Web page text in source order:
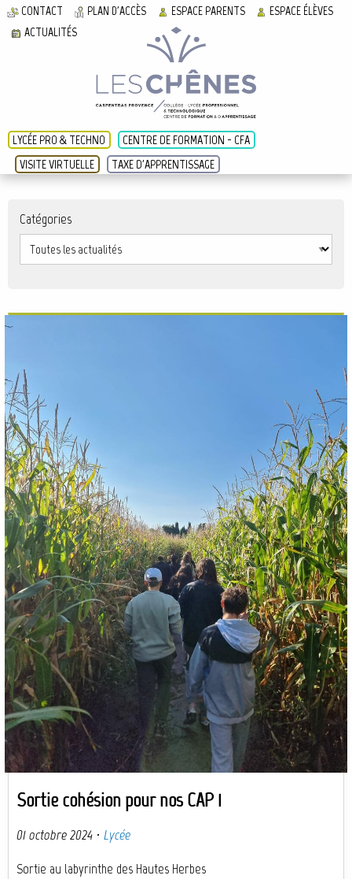
LYCÉE PRO & TECHNO
CENTRE DE FORMATION - CFA
VISITE VIRTUELLE
TAXE D'APPRENTISSAGE
CONTACT PLAN D'ACCÈS ESPACE PARENTS
ESPACE ÉLÈVES
ACTUALITÉS
Catégories
Sortie cohésion pour nos CAP 1
01 octobre 2024 · Lycée
Sortie au labyrinthe des Hautes Herbes